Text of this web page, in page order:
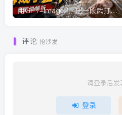
用GPT-Image2，把一段武打对决拆成24个连续镜头，从人物建立、动作衔接、运镜节奏，到情绪爆发
评论 抢沙发
请登录后发
登录